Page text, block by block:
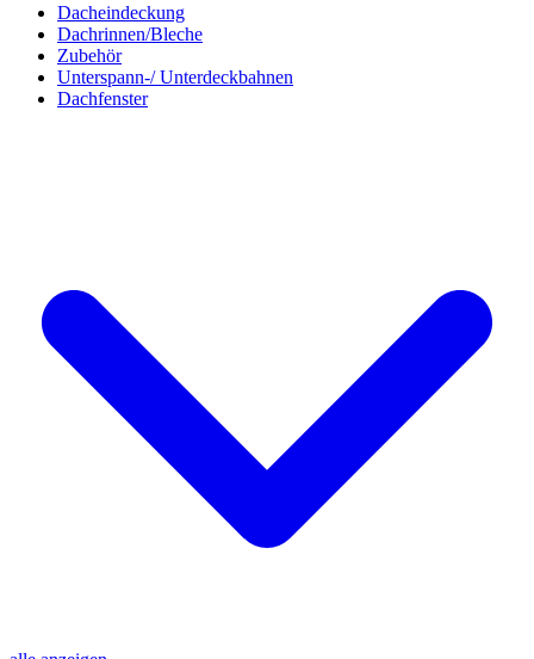
Dacheindeckung
Dachrinnen/Bleche
Zubehör
Unterspann-/ Unterdeckbahnen
Dachfenster